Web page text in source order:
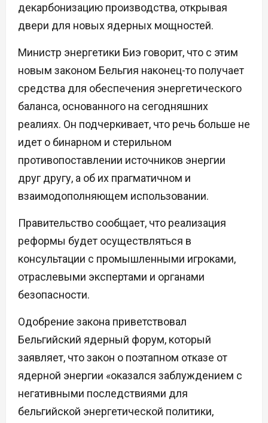
декарбонизацию производства, открывая
двери для новых ядерных мощностей.
Министр энергетики Биэ говорит, что с этим
новым законом Бельгия наконец-то получает
средства для обеспечения энергетического
баланса, основанного на сегодняшних
реалиях. Он подчеркивает, что речь больше не
идет о бинарном и стерильном
противопоставлении источников энергии
друг другу, а об их прагматичном и
взаимодополняющем использовании.
Правительство сообщает, что реализация
реформы будет осуществляться в
консультации с промышленными игроками,
отраслевыми экспертами и органами
безопасности.
Одобрение закона приветствовал
Бельгийский ядерный форум, который
заявляет, что закон о поэтапном отказе от
ядерной энергии «оказался заблуждением с
негативными последствиями для
бельгийской энергетической политики,